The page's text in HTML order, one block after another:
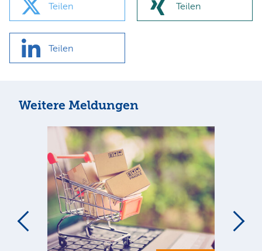
Teilen Teilen
Teilen
Weitere Meldungen